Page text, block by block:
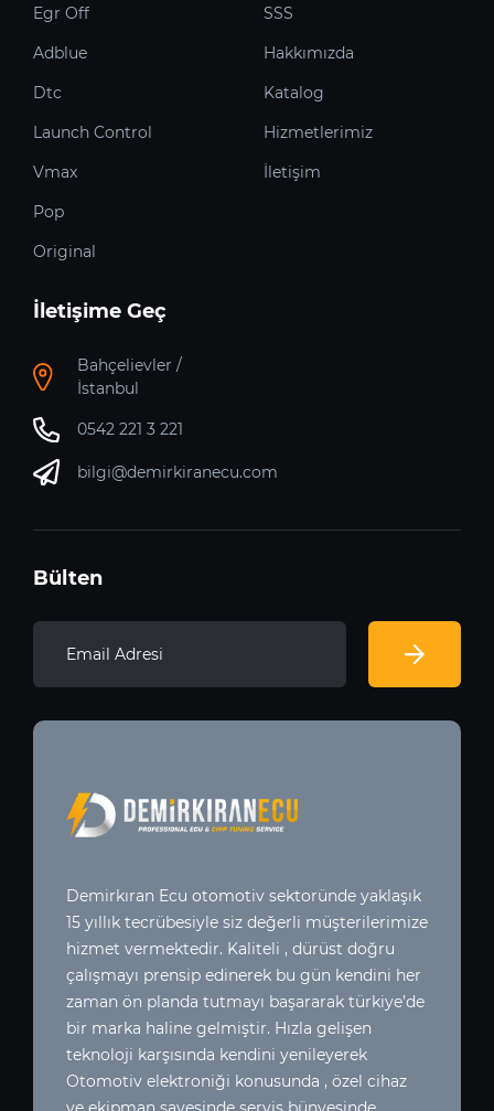
Egr Off
Adblue
Dtc
Launch Control
Vmax
Pop
Original
SSS
Hakkımızda
Katalog
Hizmetlerimiz
İletişim
İletişime Geç
Bahçelievler /
İstanbul
0542 221 3 221
bilgi@demirkiranecu.com
Bülten
Demirkıran Ecu otomotiv sektoründe yaklaşık
15 yıllık tecrübesiyle siz değerli müşterilerimize
hizmet vermektedir. Kaliteli , dürüst doğru
çalışmayı prensip edinerek bu gün kendini her
zaman ön planda tutmayı başararak türkiye’de
bir marka haline gelmiştir. Hızla gelişen
teknoloji karşısında kendini yenileyerek
Otomotiv elektroniği konusunda , özel cihaz